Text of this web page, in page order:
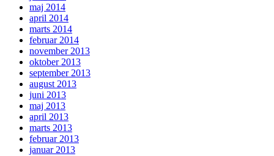
maj 2014
april 2014
marts 2014
februar 2014
november 2013
oktober 2013
september 2013
august 2013
juni 2013
maj 2013
april 2013
marts 2013
februar 2013
januar 2013